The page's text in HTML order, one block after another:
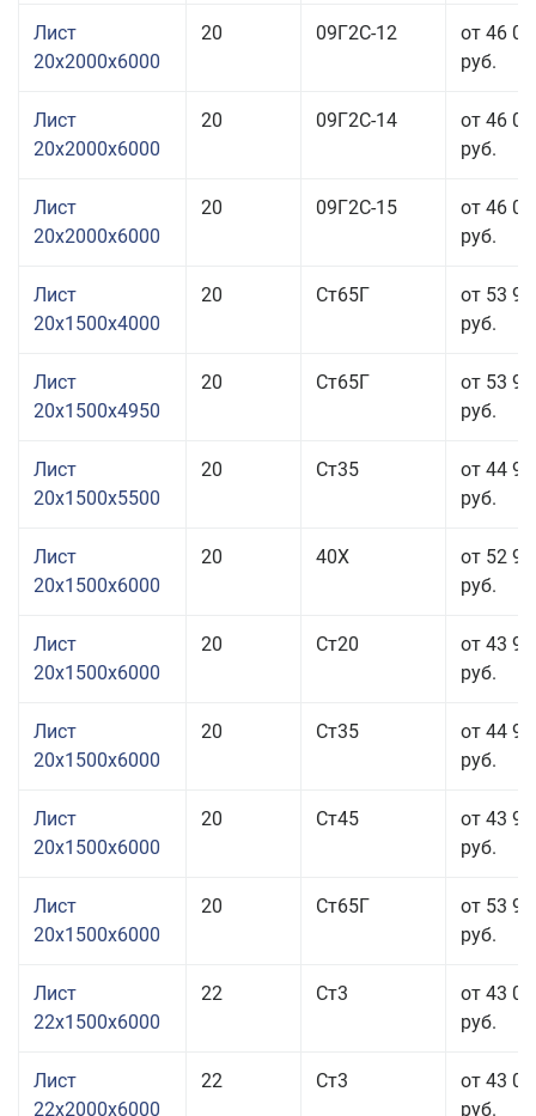
Лист
20x2000x6000
20 09Г2С-12
от 46
руб.
Лист
20x2000x6000
20 09Г2С-14
от 46
руб.
Лист
20x2000x6000
20 09Г2С-15
от 46
руб.
Лист
20x1500x4000
20 Ст65Г
от 53
руб.
Лист
20x1500x4950
20 Ст65Г
от 53
руб.
Лист
20x1500x5500
20 Ст35
от 44
руб.
Лист
20x1500x6000
20 40Х
от 52
руб.
Лист
20x1500x6000
20 Ст20
от 43
руб.
Лист
20x1500x6000
20 Ст35
от 44
руб.
Лист
20x1500x6000
20 Ст45
от 43
руб.
Лист
20x1500x6000
20 Ст65Г
от 53
руб.
Лист
22x1500x6000
22 Ст3
от 43
руб.
Лист
22x2000x6000
22 Ст3
от 43
руб.